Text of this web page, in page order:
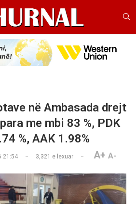
në Ambasada drejt
me mbi 83 %, PDK
%, AAK 1.98%
21:54 3,321 e lexuar A+ A-